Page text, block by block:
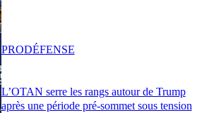
L’OTAN serre les rangs autour de Trump
après une période pré-sommet sous tension
PRODÉFENSE